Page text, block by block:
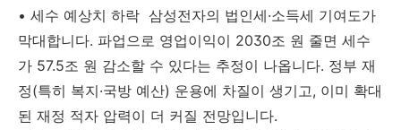
• 세수 예상치 하락 삼성전자의 법인세·소득세 기여도가
막대합니다. 파업으로 영업이익이 2030조 원 줄면 세수
가 57.5조 원 감소할 수 있다는 추정이 나옵니다. 정부 재
정(특히 복지·국방 예산) 운용에 차질이 생기고, 이미 확대
된 재정 적자 압력이 더 커질 전망입니다.